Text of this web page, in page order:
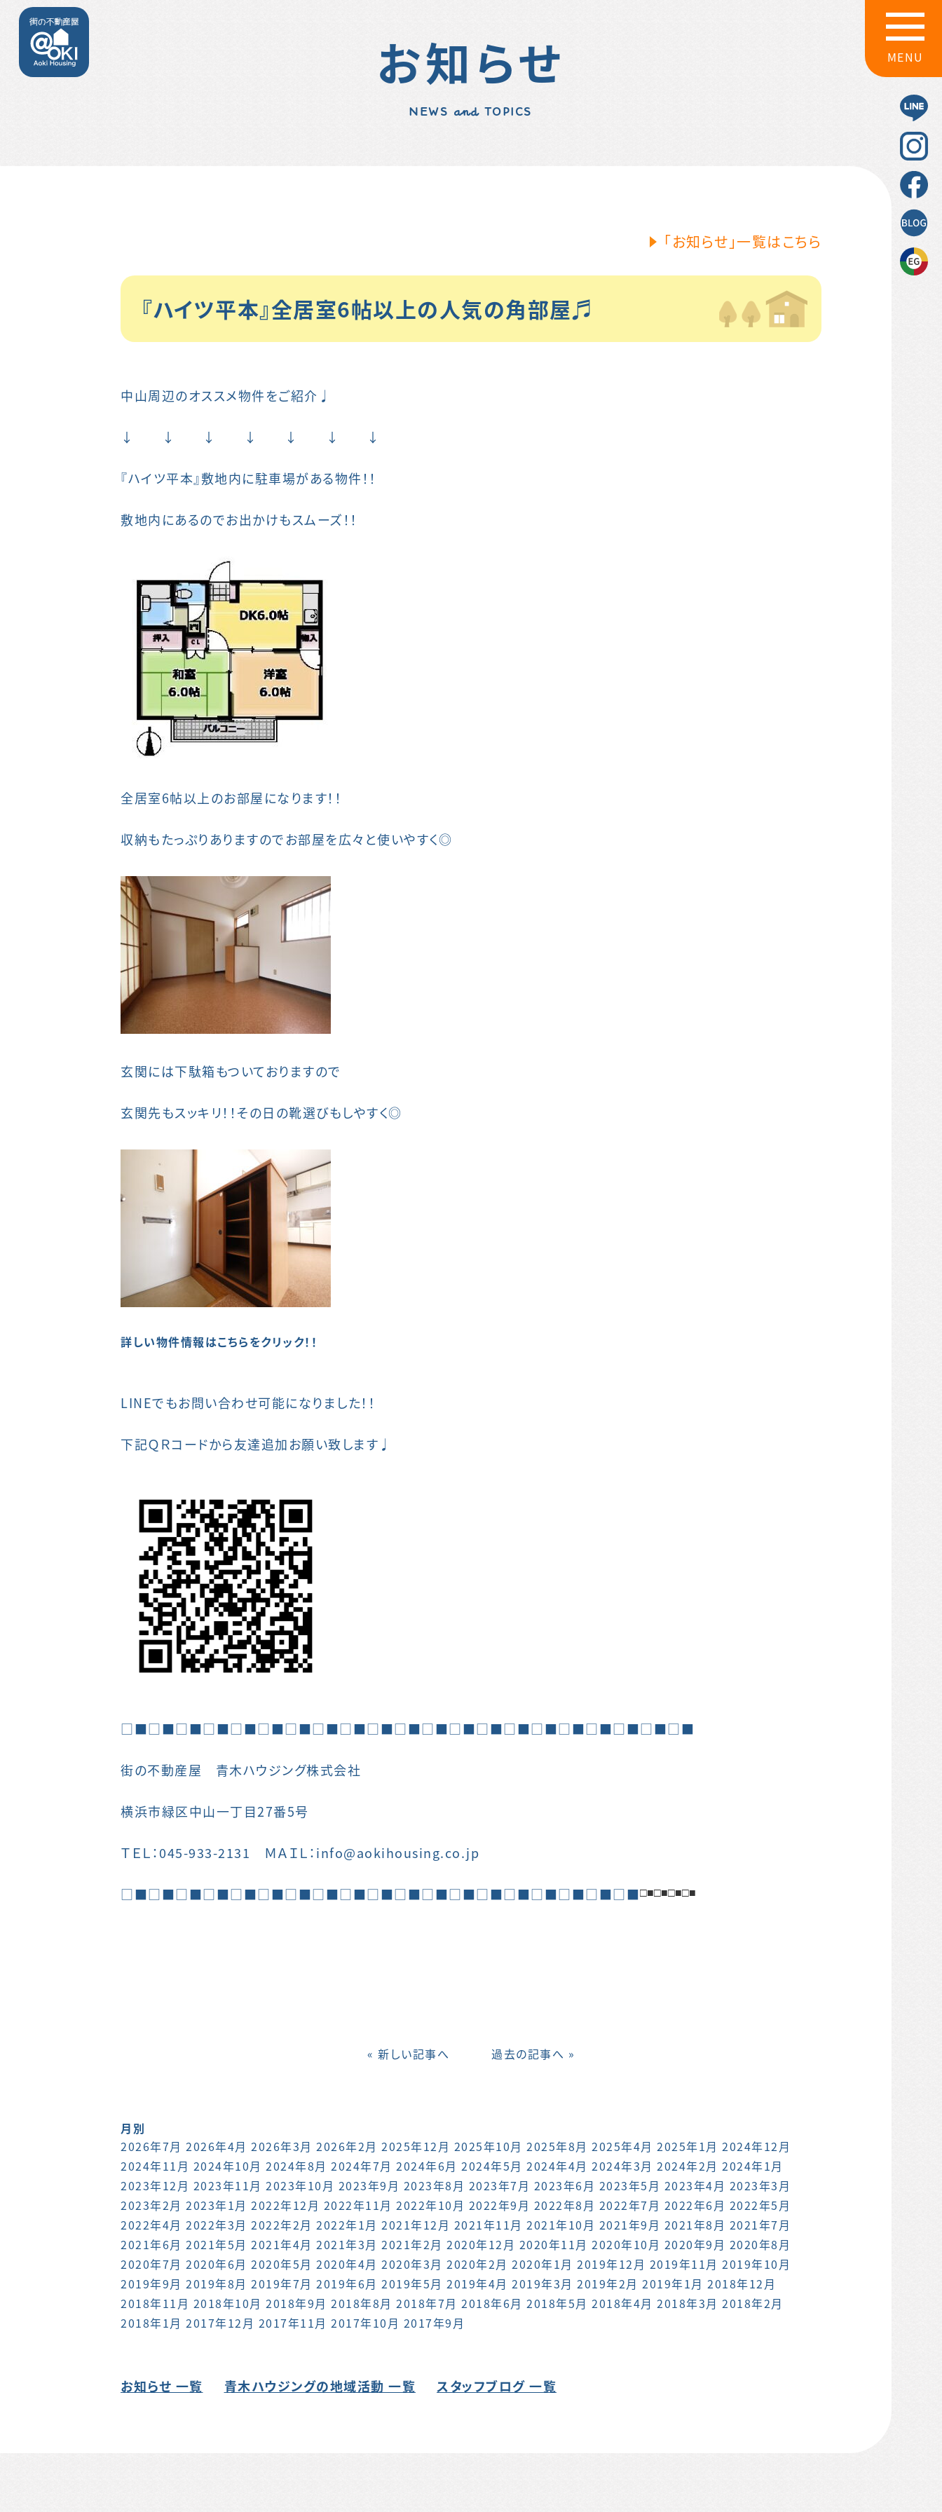
MENU
お知らせ
NEWS and TOPICS
「お知らせ」一覧はこちら
『ハイツ平本』全居室6帖以上の人気の角部屋♬
中山周辺のオススメ物件をご紹介♩
↓ ↓ ↓ ↓ ↓ ↓ ↓
『ハイツ平本』敷地内に駐車場がある物件！！
敷地内にあるのでお出かけもスムーズ！！
全居室6帖以上のお部屋になります！！
収納もたっぷりありますのでお部屋を広々と使いやすく◎
玄関には下駄箱もついておりますので
玄関先もスッキリ！！その日の靴選びもしやすく◎
詳しい物件情報はこちらをクリック！！
LINEでもお問い合わせ可能になりました！！
下記ＱＲコードから友達追加お願い致します♩
□■□■□■□■□■□■□■□■□■□■□■□■□■□■□■□■□■□■□■□■□■
街の不動産屋 青木ハウジング株式会社
横浜市緑区中山一丁目27番5号
ＴＥＬ：045-933-2131 ＭＡＩＬ：info@aokihousing.co.jp
□■□■□■□■□■□■□■□■□■□■□■□■□■□■□■□■□■□■□■□■□■□■□■
« 新しい記事へ 過去の記事へ »
月別
2026年7月 2026年4月 2026年3月 2026年2月 2025年12月 2025年10月 2025年8月 2025年4月 2025年1月 2024年12月
2024年11月 2024年10月 2024年8月 2024年7月 2024年6月 2024年5月 2024年4月 2024年3月 2024年2月 2024年1月
2023年12月 2023年11月 2023年10月 2023年9月 2023年8月 2023年7月 2023年6月 2023年5月 2023年4月 2023年3月
2023年2月 2023年1月 2022年12月 2022年11月 2022年10月 2022年9月 2022年8月 2022年7月 2022年6月 2022年5月
2022年4月 2022年3月 2022年2月 2022年1月 2021年12月 2021年11月 2021年10月 2021年9月 2021年8月 2021年7月
2021年6月 2021年5月 2021年4月 2021年3月 2021年2月 2020年12月 2020年11月 2020年10月 2020年9月 2020年8月
2020年7月 2020年6月 2020年5月 2020年4月 2020年3月 2020年2月 2020年1月 2019年12月 2019年11月 2019年10月
2019年9月 2019年8月 2019年7月 2019年6月 2019年5月 2019年4月 2019年3月 2019年2月 2019年1月 2018年12月
2018年11月 2018年10月 2018年9月 2018年8月 2018年7月 2018年6月 2018年5月 2018年4月 2018年3月 2018年2月
2018年1月 2017年12月 2017年11月 2017年10月 2017年9月
お知らせ 一覧 青木ハウジングの地域活動 一覧 スタッフブログ 一覧